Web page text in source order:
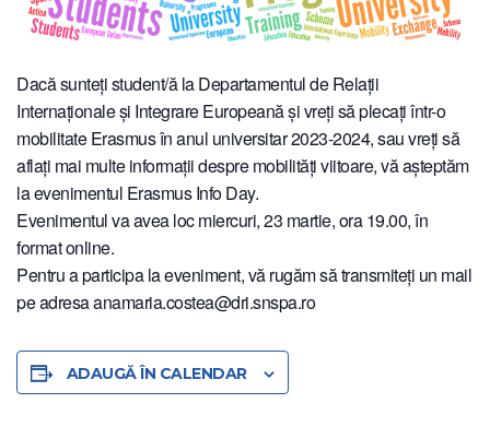
Dacă sunteți student/ă la Departamentul de Relații
Internaționale și Integrare Europeană și vreți să plecați într-o
mobilitate Erasmus în anul universitar 2023-2024, sau vreți să
aflați mai multe informații despre mobilități viitoare, vă așteptăm
la evenimentul Erasmus Info Day.
Evenimentul va avea loc miercuri, 23 martie, ora 19.00, în
format online.
Pentru a participa la eveniment, vă rugăm să transmiteți un mail
pe adresa anamaria.costea@dri.snspa.ro
ADAUGĂ ÎN CALENDAR